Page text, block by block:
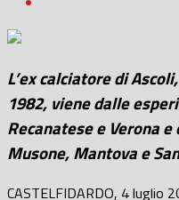
L’ex calciatore di
1982, viene dalle
Recanatese e Verona
Musone, Mantova e
CASTELFIDARDO, 4 luglio